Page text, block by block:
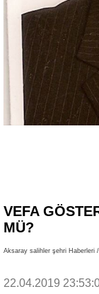
VEFA
MÜ?
Aksaray salihler şehri Haberleri
22.04.2019